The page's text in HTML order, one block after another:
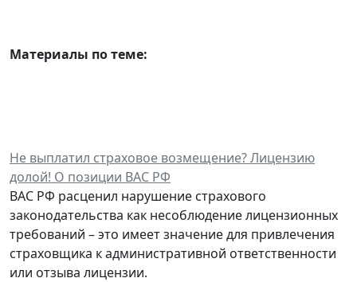
Материалы по теме:
Не выплатил страховое возмещение? Лицензию
долой! О позиции ВАС РФ
ВАС РФ расценил нарушение страхового
законодательства как несоблюдение лицензионных
требований – это имеет значение для привлечения
страховщика к административной ответственности
или отзыва лицензии.